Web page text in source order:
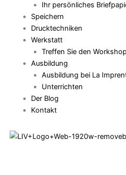
Ihr persönliches
Speichern
Drucktechniken
Werkstatt
Treffen Sie den Workshop
Ausbildung
Ausbildung bei La
Unterrichten
Der Blog
Kontakt